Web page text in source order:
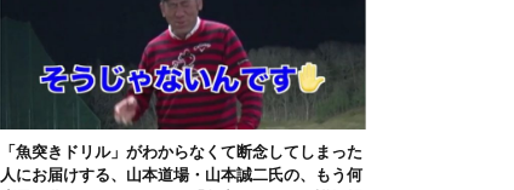
「魚突きドリル」がわからなくて断念してしまった
人にお届けする、山本道場・山本誠二氏の、もう何